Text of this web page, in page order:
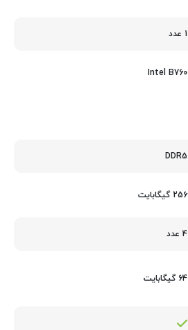
1 عدد
Intel B760
DDR5
256 گیگابایت
4 عدد
64 گیگابایت